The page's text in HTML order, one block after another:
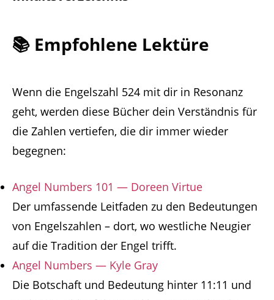
📚 Empfohlene Lektüre
Wenn die Engelszahl 524 mit dir in Resonanz
geht, werden diese Bücher dein Verständnis für
die Zahlen vertiefen, die dir immer wieder
begegnen:
Angel Numbers 101 — Doreen Virtue
Der umfassende Leitfaden zu den Bedeutungen
von Engelszahlen – dort, wo westliche Neugier
auf die Tradition der Engel trifft.
Angel Numbers — Kyle Gray
Die Botschaft und Bedeutung hinter 11:11 und